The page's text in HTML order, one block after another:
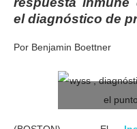
el diagnóstico de
Por Benjamin Boettner